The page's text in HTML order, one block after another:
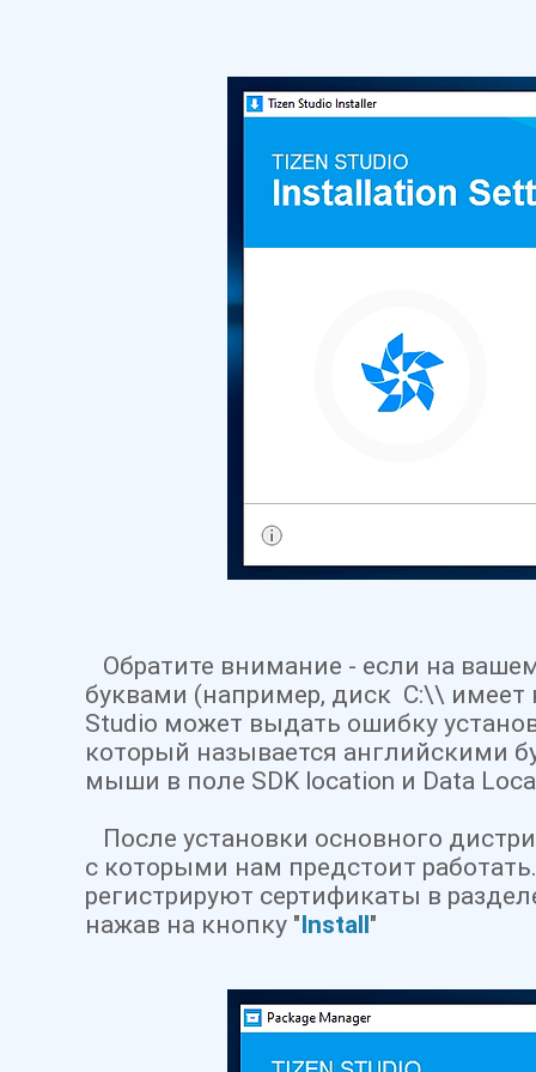
Обратите внимание - если на
буквами (например, диск C:\\ имеет
Studio может выдать ошибку
который называется английскими
мыши в поле SDK location и Data
После установки основного
с которыми нам предстоит
регистрируют сертификаты в
нажав на кнопку "Install"